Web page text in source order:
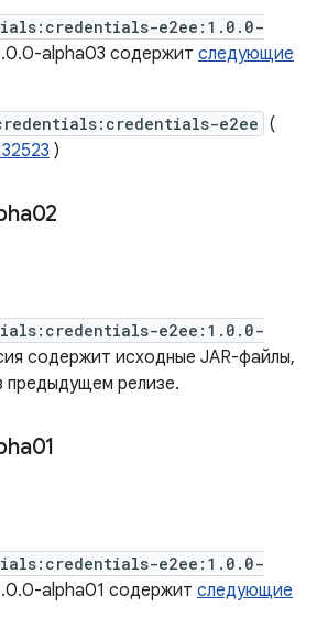
e2ee:1.0.0-
alpha03 содержит следующие
e2ee (
)
e2ee:1.0.0-
содержит исходные JAR-файлы,
предыдущем релизе.
e2ee:1.0.0-
alpha01 содержит следующие